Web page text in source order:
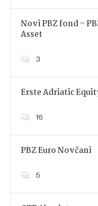
Novi PBZ fond –
Asset
3
Erste Adriatic
16
PBZ Euro Novčani
5